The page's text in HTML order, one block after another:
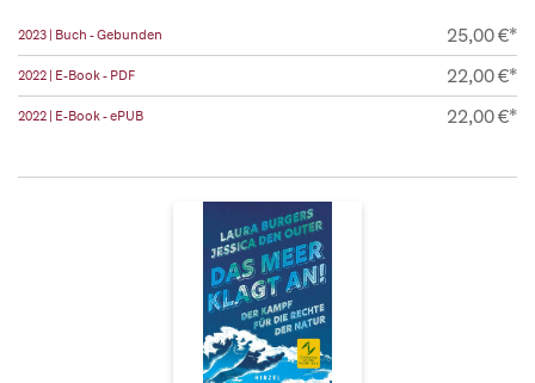
2023 | Buch - Gebunden 25,00 €*
2022 | E-Book - PDF 22,00 €*
2022 | E-Book - ePUB 22,00 €*